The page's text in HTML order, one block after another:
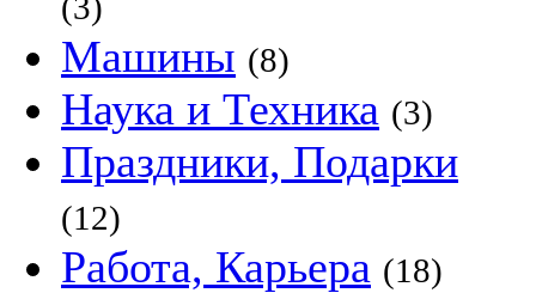
Машины (8)
Наука и Техника (3)
Праздники, Подарки
(12)
Работа, Карьера (18)